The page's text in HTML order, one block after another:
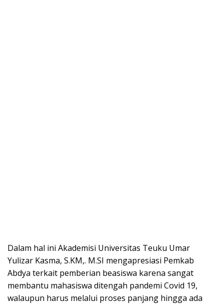
Dalam hal ini Akademisi Universitas Teuku Umar
Yulizar Kasma, S.KM,. M.SI mengapresiasi Pemkab
Abdya terkait pemberian beasiswa karena sangat
membantu mahasiswa ditengah pandemi Covid 19,
walaupun harus melalui proses panjang hingga ada